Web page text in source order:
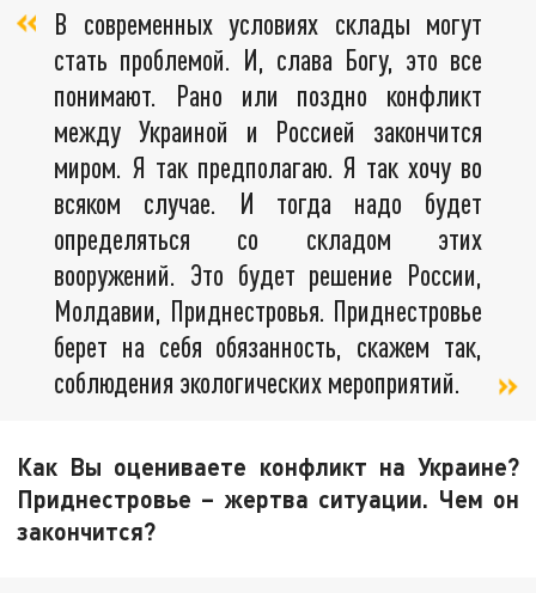
В современных условиях склады могут
стать проблемой. И, слава Богу, это все
понимают. Рано или поздно конфликт
между Украиной и Россией закончится
миром. Я так предполагаю. Я так хочу во
всяком случае. И тогда надо будет
определяться со складом этих
вооружений. Это будет решение России,
Молдавии, Приднестровья. Приднестровье
берет на себя обязанность, скажем так,
соблюдения экологических мероприятий.
Как Вы оцениваете конфликт на Украине?
Приднестровье – жертва ситуации. Чем он
закончится?